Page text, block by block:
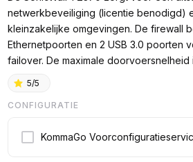
netwerkbeveiliging (licentie benodigd)
kleinzakelijke omgevingen. De firewall
Ethernetpoorten en 2 USB 3.0 poorten
failover. De maximale doorvoersnelheid
5/5
CONFIGURATIE
KommaGo